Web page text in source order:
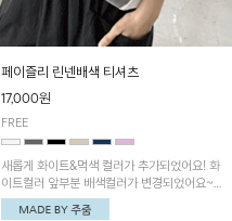
페이즐리 린넨배색 티셔츠
17,000원
FREE
새롭게 화이트&먹색 컬러가 추가되었어요! 화
이트컬러 앞부분 배색컬러가 변경되었어요~
중앙 린넨배색으로 유니크하면서 페이즐리 패